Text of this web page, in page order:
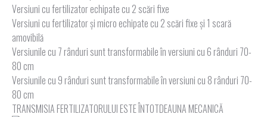
Versiuni cu fertilizator echipate cu 2 scări fixe
Versiuni cu fertilizator și micro echipate cu 2 scări fixe și 1 scară
amovibilă
Versiunile cu 7 rânduri sunt transformabile în versiuni cu 6 rânduri 70-
80 cm
Versiunile cu 9 rânduri sunt transformabile în versiuni cu 8 rânduri 70-
80 cm
TRANSMISIA FERTILIZATORULUI ESTE ÎNTOTDEAUNA MECANICĂ